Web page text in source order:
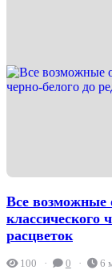
Все возможные
классического
расцветок
100 0 6